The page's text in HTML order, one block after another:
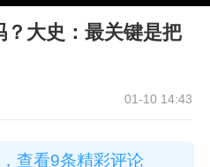
？大史：最关键是把
01-10 14:43
查看9条精彩评论